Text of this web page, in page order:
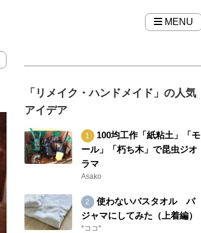
MENU
「リメイク・ハンドメイド」の人気
アイデア
100均工作「紙粘土」「モ
ール」「朽ち木」で昆虫ジオ
ラマ
Asako
使わないバスタオル パ
ジャマにしてみた（上着編）
*ココ*